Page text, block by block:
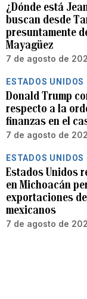
¿Dónde está
buscan desde
presuntamente
Mayagüez
7 de agosto de
ESTADOS UNIDOS
Donald Trump
respecto a la
finanzas en el
7 de agosto de
ESTADOS UNIDOS
Estados Unidos
en Michoacán
exportaciones
mexicanos
7 de agosto de